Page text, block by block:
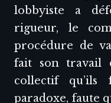
lobbyiste a
rigueur, le
procédure de
fait son travail
collectif
paradoxe, faute